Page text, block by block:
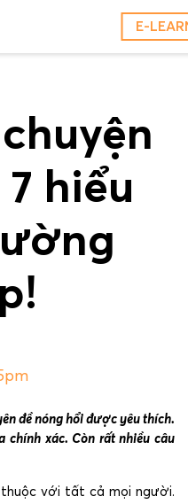
E-
hiểu
đề nóng hổi được yêu thích.
chính xác. Còn rất nhiều câu
với tất cả mọi người.